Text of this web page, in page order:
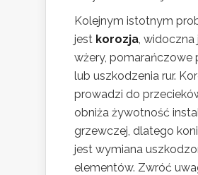
Kolejnym istotnym
jest korozja, widoczna
wżery, pomarańczowe
lub uszkodzenia rur.
prowadzi do
obniża żywotność
grzewczej, dlatego
jest wymiana
elementów. Zwróć